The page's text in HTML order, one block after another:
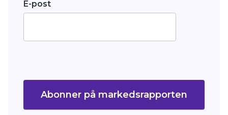
E-post
Abonner på markedsrapporten